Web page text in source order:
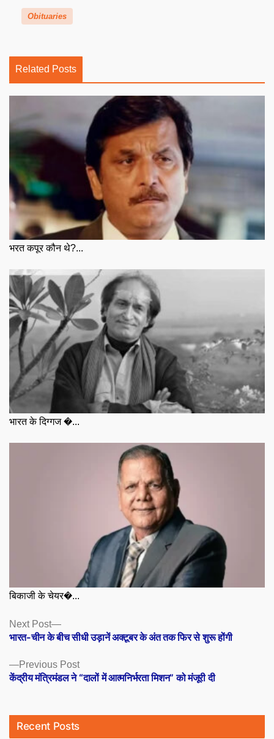
Obituaries
Related Posts
भरत कपूर कौन थे?...
भारत के दिग्गज �...
बिकाजी के चेयर�...
Posts
navigation
Previous PostPrevious
post:
केंद्रीय मंत्रिमंडल ने “दालों में आत्मनिर्भरता मिशन” को मंजूरी दी
Next Post
Next
post:
भारत-चीन के बीच सीधी उड़ानें अक्टूबर के अंत तक फिर से शुरू होंगी
Recent Posts